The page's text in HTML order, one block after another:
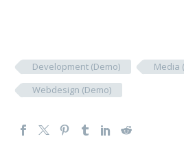
Development (Demo)
Media
Webdesign (Demo)